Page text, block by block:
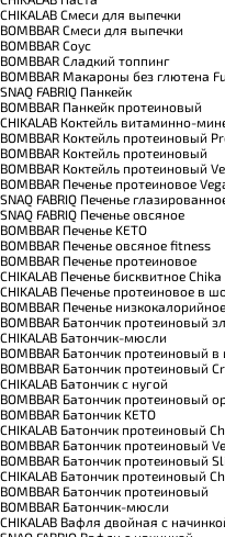
CHIKALAB Смеси для выпечки
BOMBBAR Смеси для выпечки
BOMBBAR Соус
BOMBBAR Сладкий топпинг
BOMBBAR Макароны без глютена
SNAQ FABRIQ Панкейк
BOMBBAR Панкейк протеиновый
CHIKALAB Коктейль витаминно-
BOMBBAR Коктейль протеиновый
BOMBBAR Коктейль протеиновый
BOMBBAR Коктейль протеиновый
BOMBBAR Печенье протеиновое
SNAQ FABRIQ Печенье
SNAQ FABRIQ Печенье овсяное
BOMBBAR Печенье KETO
BOMBBAR Печенье овсяное fitness
BOMBBAR Печенье протеиновое
CHIKALAB Печенье бисквитное
CHIKALAB Печенье протеиновое в
BOMBBAR Печенье низкокалорийное
BOMBBAR Батончик протеиновый
CHIKALAB Батончик-мюсли
BOMBBAR Батончик протеиновый
BOMBBAR Батончик протеиновый
CHIKALAB Батончик с нугой
BOMBBAR Батончик протеиновый
BOMBBAR Батончик KETO
CHIKALAB Батончик протеиновый
BOMBBAR Батончик протеиновый
BOMBBAR Батончик протеиновый
CHIKALAB Батончик протеиновый
BOMBBAR Батончик протеиновый
BOMBBAR Батончик-мюсли
CHIKALAB Вафля двойная с